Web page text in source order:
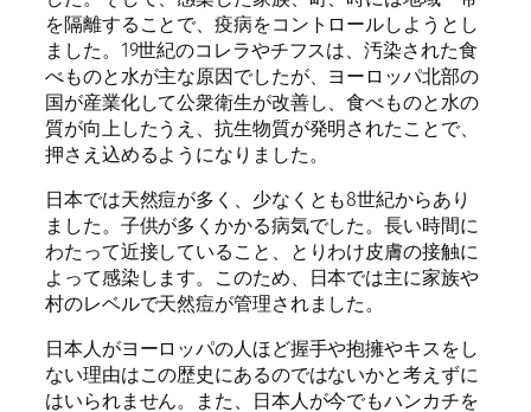
を隔離することで、疫病をコントロールしようとし
ました。19世紀のコレラやチフスは、汚染された食
べものと水が主な原因でしたが、ヨーロッパ北部の
国が産業化して公衆衛生が改善し、食べものと水の
質が向上したうえ、抗生物質が発明されたことで、
押さえ込めるようになりました。
日本では天然痘が多く、少なくとも8世紀からあり
ました。子供が多くかかる病気でした。長い時間に
わたって近接していること、とりわけ皮膚の接触に
よって感染します。このため、日本では主に家族や
村のレベルで天然痘が管理されました。
日本人がヨーロッパの人ほど握手や抱擁やキスをし
ない理由はこの歴史にあるのではないかと考えずに
はいられません。また、日本人が今でもハンカチを